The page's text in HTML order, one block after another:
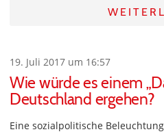
19. Juli 2017 um 16:57
Wie würde es einem
Deutschland ergehen?
Eine sozialpolitische